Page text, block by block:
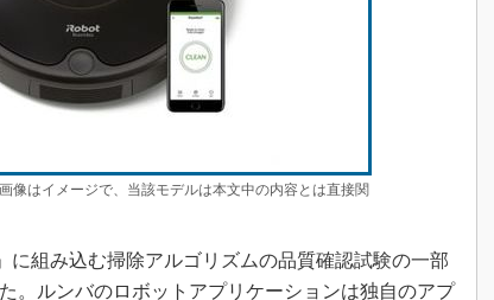
制御セキュリティ
新型コロナへの対応
像はイメージで、当該モデルは本文中の内容とは直接関
組み込む掃除アルゴリズムの品質確認試験の一部
。ルンバのロボットアプリケーションは独自のアプ